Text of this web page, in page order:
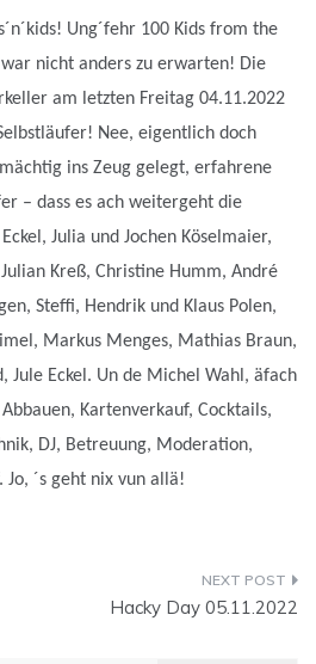
Ung´fehr 100 Kids from the
nicht anders zu erwarten! Die
am letzten Freitag 04.11.2022
Nee, eigentlich doch
ins Zeug gelegt, erfahrene
– dass es ach weitergeht die
Julia und Jochen Köselmaier,
Kreß, Christine Humm, André
Steffi, Hendrik und Klaus Polen,
Markus Menges, Mathias Braun,
Jule Eckel. Un de Michel Wahl, äfach
Kartenverkauf, Cocktails,
DJ, Betreuung, Moderation,
´s geht nix vun allä!
Hacky Day 05.11.2022